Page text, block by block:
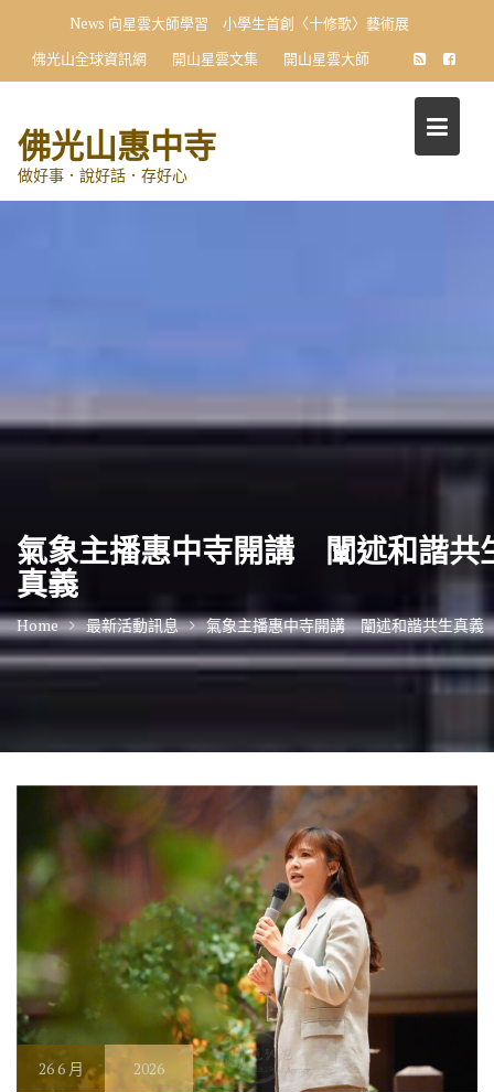
content
News 向星雲大師學習 小學生首創〈十修歌〉藝術展
佛光山全球資訊網
開山星雲文集 開山星雲大師
佛光山惠中寺
做好事．說好話．存好心
氣象主播惠中寺開講 闡述和諧共
真義
Home 最新活動訊息 氣象主播惠中寺開講 闡述和諧共生真義
266 月 2026